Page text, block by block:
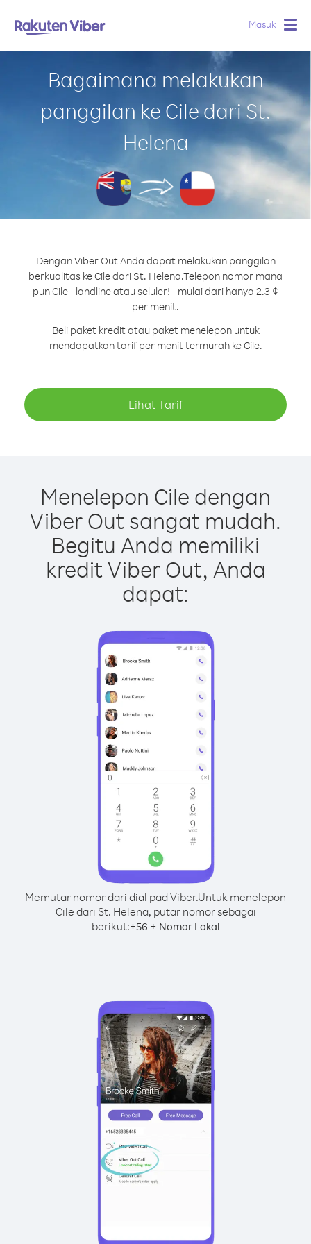
Masuk
Bagaimana melakukan
panggilan ke Cile dari St.
Helena
Dengan Viber Out Anda dapat melakukan panggilan
berkualitas ke Cile dari St. Helena.Telepon nomor mana
pun Cile - landline atau seluler! - mulai dari hanya 2.3 ¢
per menit.
Beli paket kredit atau paket menelepon untuk
mendapatkan tarif per menit termurah ke Cile.
Lihat Tarif
Menelepon Cile dengan
Viber Out sangat mudah.
Begitu Anda memiliki
kredit Viber Out, Anda
dapat:
Memutar nomor dari dial pad Viber.Untuk menelepon
Cile dari St. Helena, putar nomor sebagai
berikut:+56 + Nomor Lokal